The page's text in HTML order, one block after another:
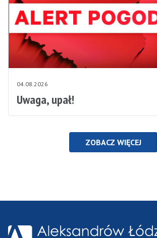
04.08.2026
Uwaga, upał!
ZOBACZ WIĘCEJ